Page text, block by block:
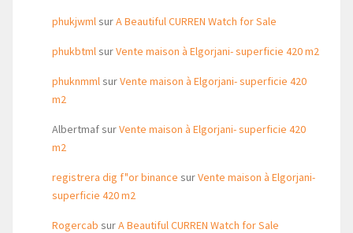
phukjwmlsurA Beautiful CURREN Watch for Sale
phukbtmlsurVente maison à Elgorjani- superficie 420 m2
phuknmmlsurVente maison à Elgorjani- superficie 420
m2
AlbertmafsurVente maison à Elgorjani- superficie 420
m2
registrera dig f"or binance surVente maison à Elgorjani-
superficie 420 m2
Rogercab surA Beautiful CURREN Watch for Sale